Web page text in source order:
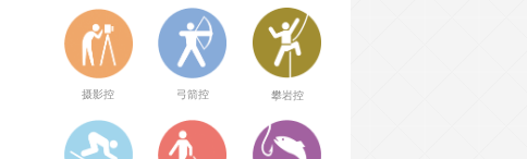
摄影控 弓箭控 攀岩控